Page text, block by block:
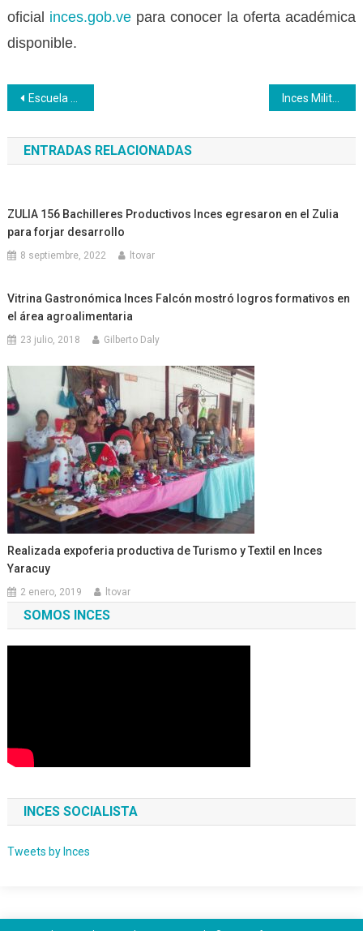
oficial inces.gob.vepara conocer la oferta académica
disponible.
Navegación
de
entradas
Escuela de Medios del Inces recibe dos premios en festival universitario Inces Militar ha formado a 30.056 participantes en todo el país
ENTRADAS RELACIONADAS
ZULIA 156 Bachilleres Productivos Inces egresaron en el Zulia
para forjar desarrollo
8 septiembre, 2022 ltovar
Vitrina Gastronómica Inces Falcón mostró logros formativos en
el área agroalimentaria
23 julio, 2018 Gilberto Daly
Realizada expoferia productiva de Turismo y Textil en Inces
Yaracuy
2 enero, 2019 ltovar
SOMOS INCES
INCES SOCIALISTA
Tweets by Inces